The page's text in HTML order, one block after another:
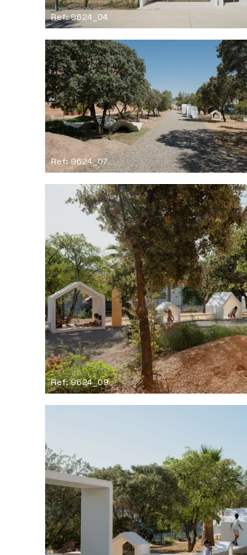
Ref: 9624_04
Ref: 9624_07
Ref: 9624_09